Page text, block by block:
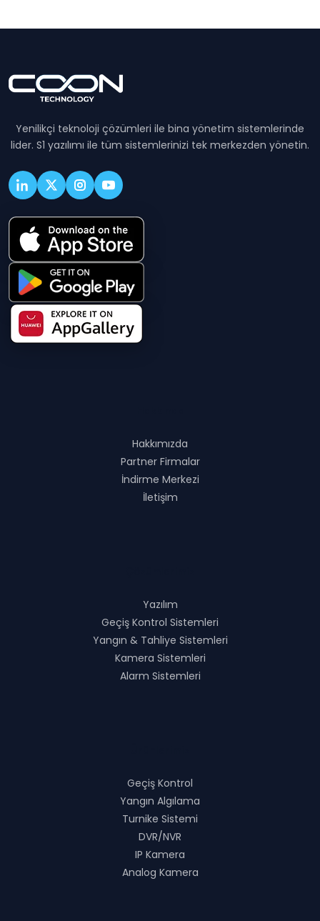
Yenilikçi teknoloji çözümleri ile bina yönetim sistemlerinde
lider. S1 yazılımı ile tüm sistemlerinizi tek merkezden yönetin.
Hakkımızda
Partner Firmalar
İndirme Merkezi
İletişim
Yazılım
Geçiş Kontrol Sistemleri
Yangın & Tahliye Sistemleri
Kamera Sistemleri
Alarm Sistemleri
Geçiş Kontrol
Yangın Algılama
Turnike Sistemi
DVR/NVR
IP Kamera
Analog Kamera